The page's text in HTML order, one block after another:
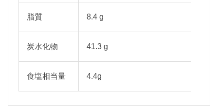
脂質 8.4 g
炭水化物 41.3 g
食塩相当量 4.4g